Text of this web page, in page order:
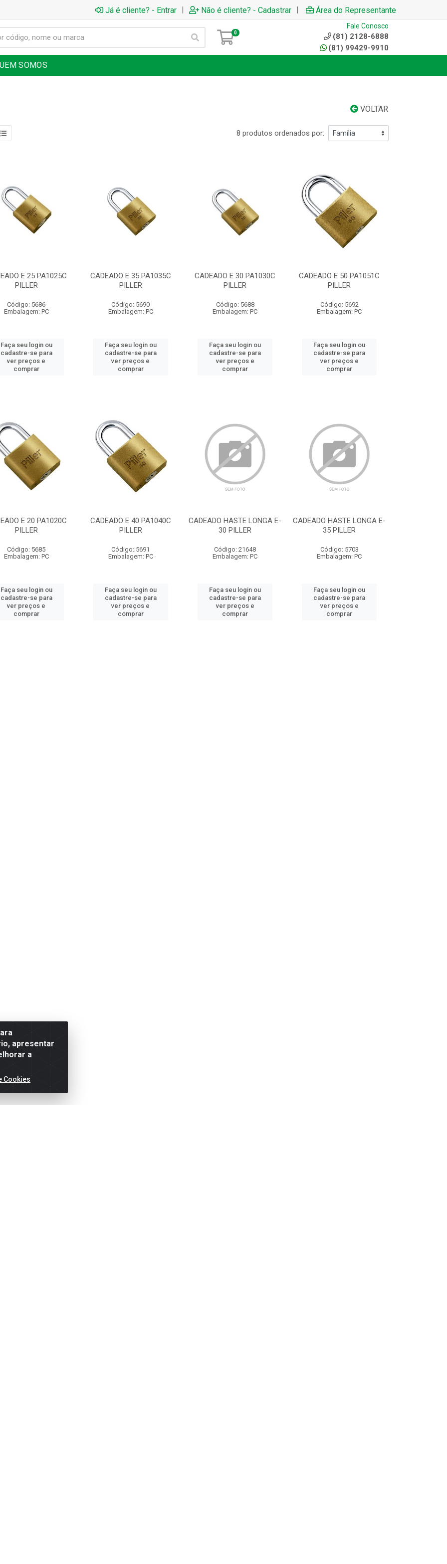
Já é cliente? - Entrar | Não é cliente? - Cadastrar | Área do Representante
0
Fale Conosco
(81) 2128-6888
(81) 99429-9910
SOMOS
VOLTAR
8 produtos ordenados por:
E 25 PA1025C
PILLER
Código: 5686
Embalagem: PC
Faça seu login ou
cadastre-se para
ver preços e
comprar
CADEADO E 35 PA1035C
PILLER
Código: 5690
Embalagem: PC
Faça seu login ou
cadastre-se para
ver preços e
comprar
CADEADO E 30 PA1030C
PILLER
Código: 5688
Embalagem: PC
Faça seu login ou
cadastre-se para
ver preços e
comprar
CADEADO E 50 PA1051C
PILLER
Código: 5692
Embalagem: PC
Faça seu login ou
cadastre-se para
ver preços e
comprar
E 20 PA1020C
PILLER
Código: 5685
Embalagem: PC
Faça seu login ou
cadastre-se para
ver preços e
comprar
CADEADO E 40 PA1040C
PILLER
Código: 5691
Embalagem: PC
Faça seu login ou
cadastre-se para
ver preços e
comprar
CADEADO HASTE LONGA E-
30 PILLER
Código: 21648
Embalagem: PC
Faça seu login ou
cadastre-se para
ver preços e
comprar
CADEADO HASTE LONGA E-
35 PILLER
Código: 5703
Embalagem: PC
Faça seu login ou
cadastre-se para
ver preços e
comprar
apresentar
a
Cookies